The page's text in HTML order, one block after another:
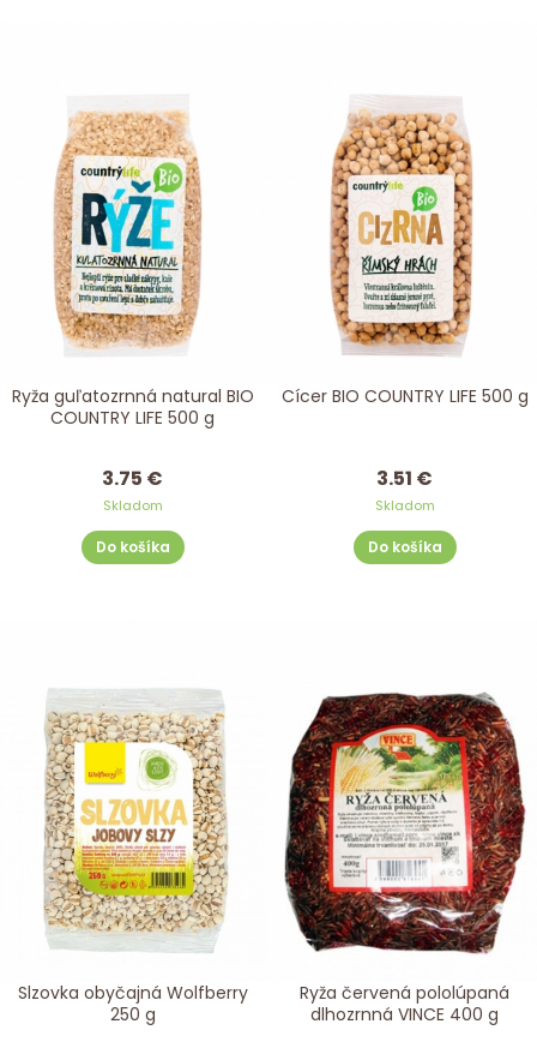
Ryža guľatozrnná natural BIO
COUNTRY LIFE 500 g
3.75 €
Skladom
Do košíka
Cícer BIO COUNTRY LIFE 500 g
3.51 €
Skladom
Do košíka
Slzovka obyčajná Wolfberry
250 g
Ryža červená pololúpaná
dlhozrnná VINCE 400 g